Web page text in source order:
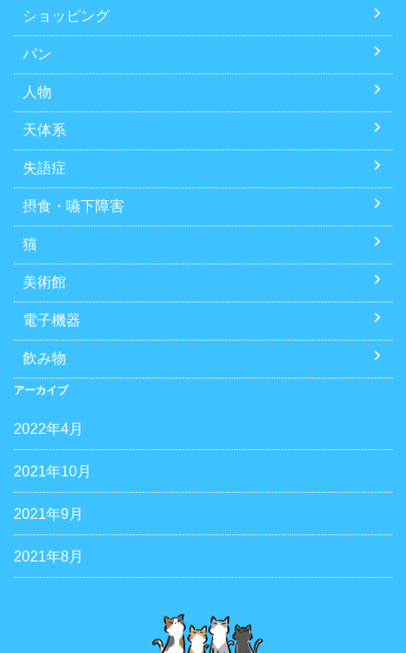
ショッピング
パン
人物
天体系
失語症
摂食・嚥下障害
猫
美術館
電子機器
飲み物
アーカイブ
2022年4月
2021年10月
2021年9月
2021年8月